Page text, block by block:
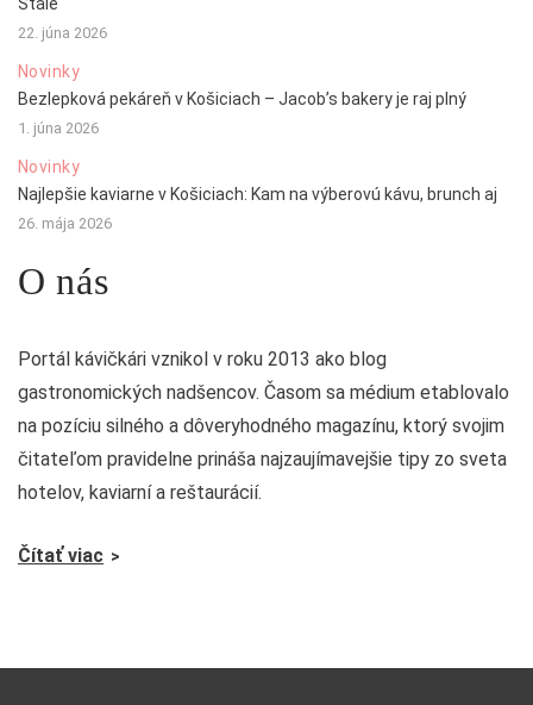
22. júna 2026
Novinky
Bezlepková pekáreň v Košiciach – Jacob’s bakery je raj plný
1. júna 2026
Novinky
Najlepšie kaviarne v Košiciach: Kam na výberovú kávu, brunch aj
26. mája 2026
O nás
Portál kávičkári vznikol v roku 2013 ako blog
gastronomických nadšencov. Časom sa médium etablovalo
na pozíciu silného a dôveryhodného magazínu, ktorý svojim
čitateľom pravidelne prináša najzaujímavejšie tipy zo sveta
hotelov, kaviarní a reštaurácií.
Čítať viac